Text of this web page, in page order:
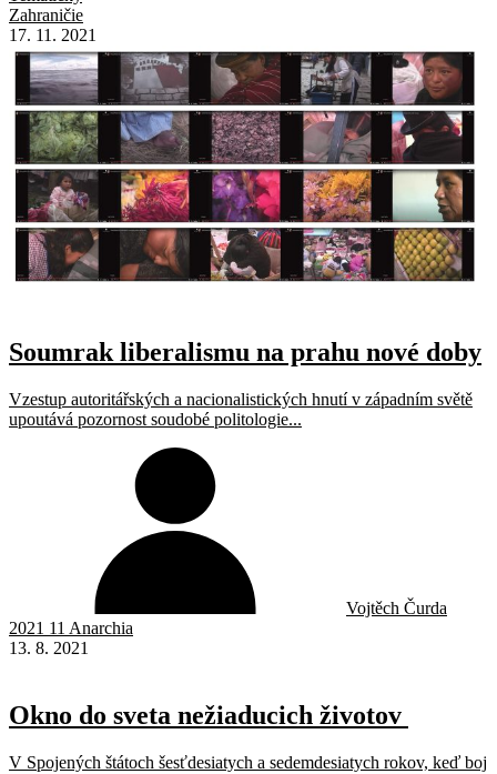
Zahraničie
17. 11. 2021
Soumrak liberalismu na prahu nové doby
Vzestup autoritářských a nacionalistických hnutí v západním světě
upoutává pozornost soudobé politologie...
Vojtěch Čurda
2021 11 Anarchia
13. 8. 2021
Okno do sveta nežiaducich životov
V Spojených štátoch šesťdesiatych a sedemdesiatych rokov, keď boj